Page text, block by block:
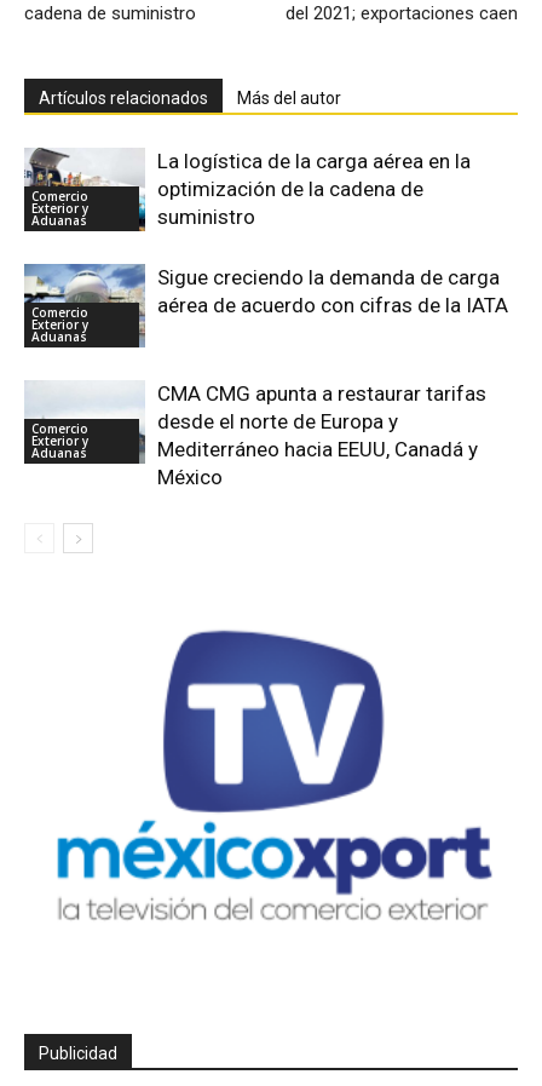
cadena de suministro
del 2021; exportaciones caen
Artículos relacionados Más del autor
Comercio
Exterior y
Aduanas
La logística de la carga aérea en la
optimización de la cadena de
suministro
Comercio
Exterior y
Aduanas
Sigue creciendo la demanda de carga
aérea de acuerdo con cifras de la IATA
Comercio
Exterior y
Aduanas
CMA CMG apunta a restaurar tarifas
desde el norte de Europa y
Mediterráneo hacia EEUU, Canadá y
México
Publicidad